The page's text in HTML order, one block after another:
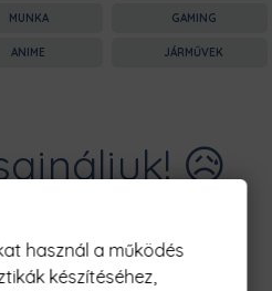
MUNKA GAMING
ANIME JÁRMŰVEK
😥
"space food Férfi
használ a működés
készítéséhez,